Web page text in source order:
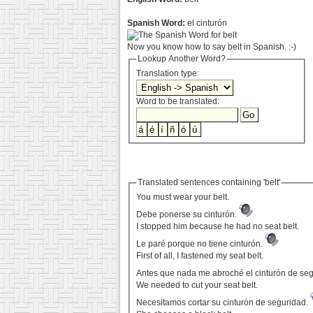
Spanish Word: el cinturón
Now you know how to say belt in Spanish. :-)
Lookup Another Word?
Translation type:
Word to be translated:
Translated sentences containing 'belt'
You must wear your belt.
Debe ponerse su cinturón.
I stopped him because he had no seat belt.
Le paré porque no tiene cinturón.
First of all, I fastened my seat belt.
Antes que nada me abroché el cinturón de
We needed to cut your seat belt.
Necesitamos cortar su cinturón de seguridad.